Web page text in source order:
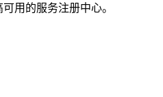
用的服务注册中心。